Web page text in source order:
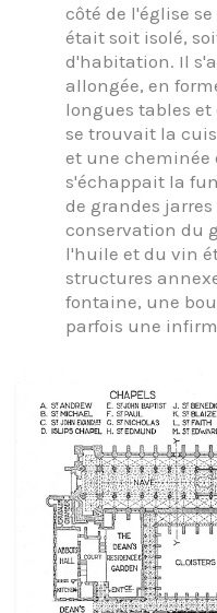
côté de l'église
était soit isolé,
d'habitation. Il
allongée, en
longues tables et
se trouvait la
et une cheminée
s'échappait la
de grandes
conservation du
l'huile et du vin
structures
fontaine, une
parfois une